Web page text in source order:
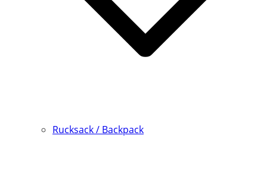
Rucksack / Backpack